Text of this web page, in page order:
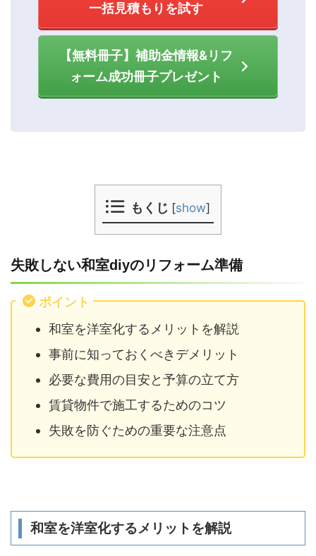
一括見積もりを試す
【無料冊子】補助金情報&リフ
ォーム成功冊子プレゼント
もくじ [show]
失敗しない和室diyのリフォーム準備
ポイント
和室を洋室化するメリットを解説
事前に知っておくべきデメリット
必要な費用の目安と予算の立て方
賃貸物件で施工するためのコツ
失敗を防ぐための重要な注意点
和室を洋室化するメリットを解説